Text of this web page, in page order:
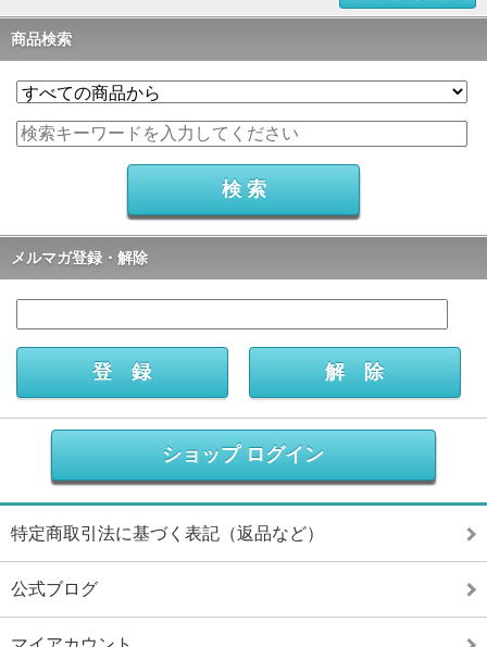
商品検索
メルマガ登録・解除
ショップ ログイン
特定商取引法に基づく表記（返品など）
公式ブログ